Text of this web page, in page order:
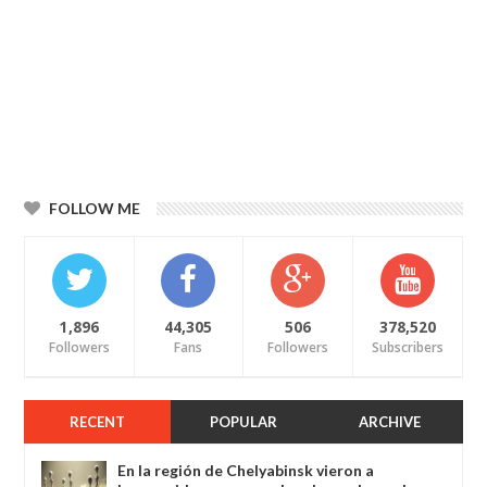
FOLLOW ME
1,896
Followers
44,305
Fans
506
Followers
378,520
Subscribers
RECENT POPULAR ARCHIVE
En la región de Chelyabinsk vieron a